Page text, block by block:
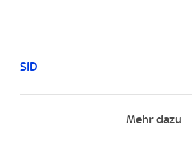
SID
Mehr dazu